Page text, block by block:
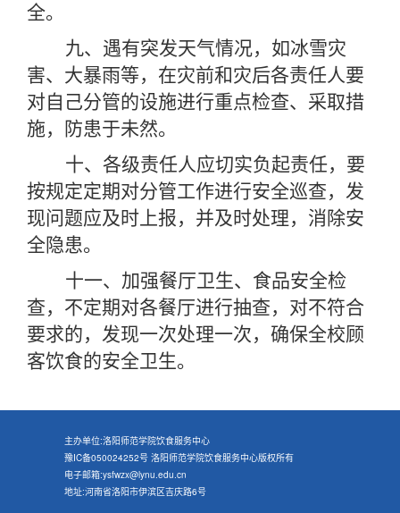
全。
九、遇有突发天气情况，如冰雪灾
害、大暴雨等，在灾前和灾后各责任人要
对自己分管的设施进行重点检查、采取措
施，防患于未然。
十、各级责任人应切实负起责任，要
按规定定期对分管工作进行安全巡查，发
现问题应及时上报，并及时处理，消除安
全隐患。
十一、加强餐厅卫生、食品安全检
查，不定期对各餐厅进行抽查，对不符合
要求的，发现一次处理一次，确保全校顾
客饮食的安全卫生。
主办单位:洛阳师范学院饮食服务中心
豫IC备050024252号 洛阳师范学院饮食服务中心版权所有
电子邮箱:ysfwzx@lynu.edu.cn
地址:河南省洛阳市伊滨区吉庆路6号